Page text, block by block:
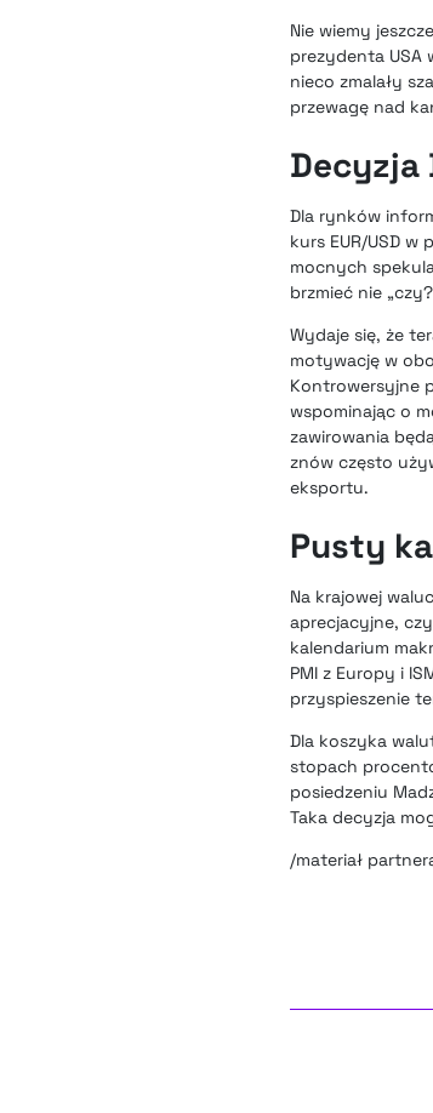
Nie wiemy
prezydenta USA
nieco zmalały
przewagę nad
Dla rynków
kurs EUR/USD
mocnych
brzmieć nie
Wydaje się, że
motywację w
Kontrowersyjne
wspominając o
zawirowania
znów często
eksportu.
Pusty
Na krajowej
aprecjacyjne,
kalendarium
PMI z Europy i
przyspieszenie
Dla koszyka
stopach
posiedzeniu
Taka decyzja
/materiał